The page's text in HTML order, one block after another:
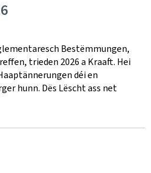
Bestëmmungen,
trieden 2026 a Kraaft. Hei
déi en
hunn. Dës Lëscht ass net